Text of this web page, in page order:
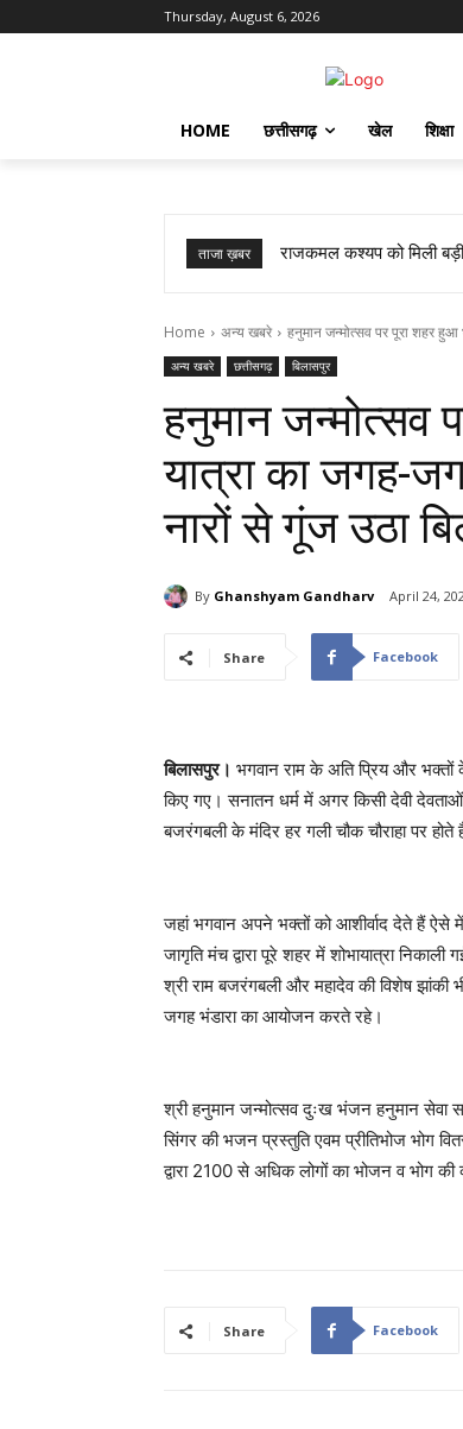
Thursday, August 6, 2026
HOME छत्तीसगढ़ खेल शिक्षा
ताजा ख़बर राजकमल कश्यप को मिली
Home अन्य खबरे हनुमान जन्मोत्सव पर पूरा शहर
अन्य खबरे छत्तीसगढ़ बिलासपुर
हनुमान जन्मोत्सव
यात्रा का जगह-
नारों से गूंज उठा
By Ghanshyam Gandharv April 24,
Share Facebook
बिलासपुर। भगवान राम के अति प्रिय और
किए गए। सनातन धर्म में अगर किसी देवी
बजरंगबली के मंदिर हर गली चौक चौराहा पर होते
जहां भगवान अपने भक्तों को आशीर्वाद देते हैं ऐसे
जागृति मंच द्वारा पूरे शहर में शोभायात्रा निकाली
श्री राम बजरंगबली और महादेव की विशेष
जगह भंडारा का आयोजन करते रहे।
श्री हनुमान जन्मोत्सव दुःख भंजन हनुमान सेवा
सिंगर की भजन प्रस्तुति एवम प्रीतिभोज भोग
द्वारा 2100 से अधिक लोगों का भोजन व भोग
Share Facebook